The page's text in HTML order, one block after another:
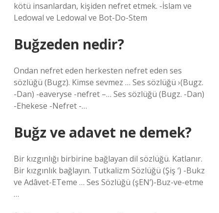
kötü insanlardan, kişiden nefret etmek. -İslam ve
Ledowal ve Ledowal ve Bot-Do-Stem
Buğzeden nedir?
Ondan nefret eden herkesten nefret eden ses
sözlüğü (Bugz). Kimse sevmez … Ses sözlüğü ›(Bugz.
-Dan) -eaveryse -nefret –… Ses sözlüğü (Bugz. -Dan)
-Ehekese -Nefret -…
Buğz ve adavet ne demek?
Bir kızgınlığı birbirine bağlayan dil sözlüğü. Katlanır.
Bir kızgınlık bağlayın. Tutkalizm Sözlüğü (Şiş ‘) -Bukz
ve Adâvet-ETeme … Ses Sözlüğü (şEN’)-Buz-ve-etme
…